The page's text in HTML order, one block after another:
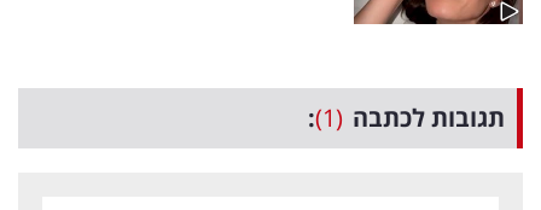
תגובות לכתבה (1)
: